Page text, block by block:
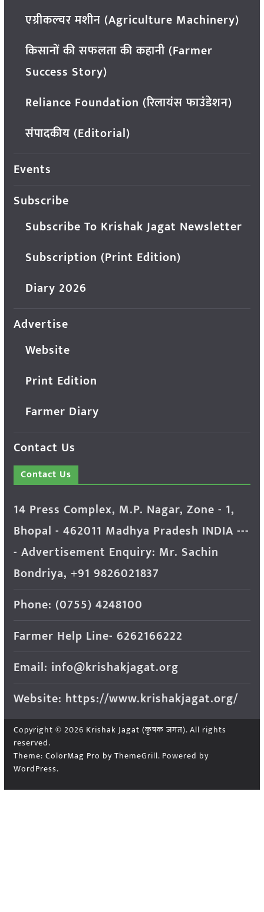
एग्रीकल्चर मशीन (Agriculture Machinery)
किसानों की सफलता की कहानी (Farmer
Success Story)
Reliance Foundation (रिलायंस फाउंडेशन)
संपादकीय (Editorial)
Events
Subscribe
Subscribe To Krishak Jagat Newsletter
Subscription (Print Edition)
Diary 2026
Advertise
Website
Print Edition
Farmer Diary
Contact Us
Contact Us
14 Press Complex, M.P. Nagar, Zone - 1,
Bhopal - 462011 Madhya Pradesh INDIA ---
- Advertisement Enquiry: Mr. Sachin
Bondriya, +91 9826021837
Phone: (0755) 4248100
Farmer Help Line- 6262166222
Email: info@krishakjagat.org
Website: https://www.krishakjagat.org/
Copyright © 2026 Krishak Jagat (कृषक जगत). All rights
reserved.
Theme: ColorMag Pro by ThemeGrill. Powered by
WordPress.